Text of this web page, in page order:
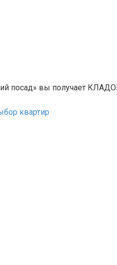
посад» вы получает
квартир